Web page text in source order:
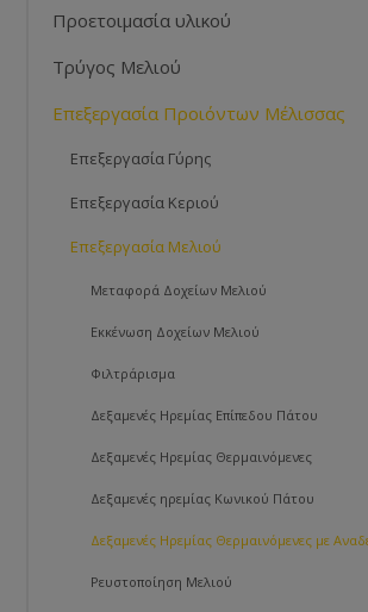
Προετοιμασία υλικού
Τρύγος Μελιού
Επεξεργασία Προιόντων Μέλισσας
Επεξεργασία Γύρης
Επεξεργασία Κεριού
Επεξεργασία Μελιού
Μεταφορά Δοχείων Μελιού
Εκκένωση Δοχείων Μελιού
Φιλτράρισμα
Δεξαμενές Ηρεμίας Επίπεδου Πάτου
Δεξαμενές Ηρεμίας Θερμαινόμενες
Δεξαμενές ηρεμίας Κωνικού Πάτου
Δεξαμενές Ηρεμίας Θερμαινόμενες με
Ρευστοποίηση Μελιού